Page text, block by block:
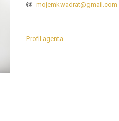
mojemkwadrat@gmail.com
Profil agenta